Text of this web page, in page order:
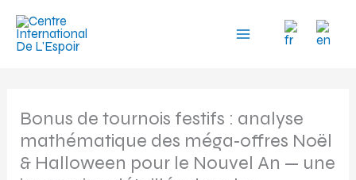
contenu
Bonus de tournois festifs : analyse
mathématique des méga‑offres Noël
& Halloween pour le Nouvel An — une